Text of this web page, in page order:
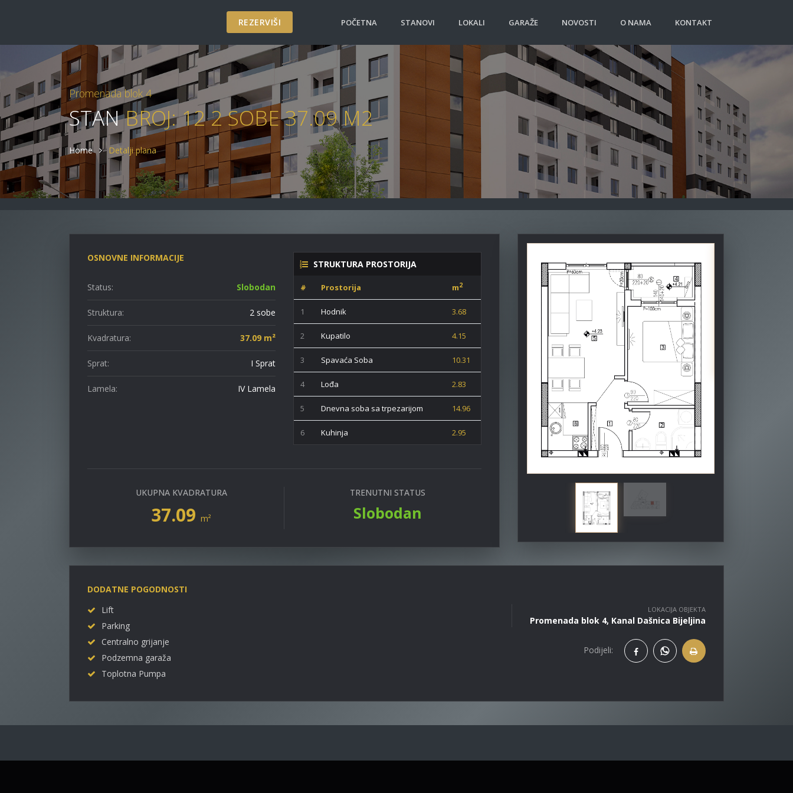
REZERVIŠI POČETNA STANOVI LOKALI GARAŽE NOVOSTI O NAMA KONTAKT
Promenada blok 4
STANBROJ: 12 2 SOBE 37.09 M2
Home Detalji plana
OSNOVNE INFORMACIJE
Status: Slobodan
Struktura: 2 sobe
Kvadratura: 37.09 m²
Sprat: I Sprat
Lamela: IV Lamela
STRUKTURA PROSTORIJA
# Prostorija m2
1 Hodnik 3.68
2 Kupatilo 4.15
3 Spavaća Soba 10.31
4 Lođa 2.83
5 Dnevna soba sa trpezarijom 14.96
6 Kuhinja 2.95
UKUPNA KVADRATURA
37.09 m²
TRENUTNI STATUS
Slobodan
DODATNE POGODNOSTI
Lift
Parking
Centralno grijanje
Podzemna garaža
Toplotna Pumpa
LOKACIJA OBJEKTA
Promenada blok 4, Kanal Dašnica Bijeljina
Podijeli: